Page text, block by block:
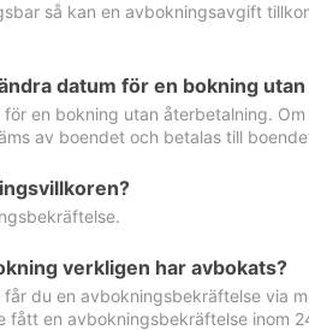
så kan en avbokningsavgift
datum för en bokning
en bokning utan återbetalning.
av boendet och betalas till
verkligen har avbokats?
du en avbokningsbekräftelse via
fått en avbokningsbekräftelse inom